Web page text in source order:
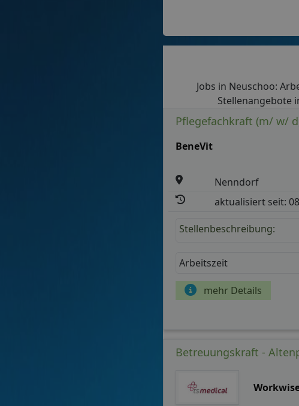
Jobs in Neuschoo:
Stellenangebote
Pflegefachkraft (m/ w/
BeneVit
Nenndorf
aktualisiert seit:
Stellenbeschreibung:
Arbeitszeit
mehr Details
Betreuungskraft -